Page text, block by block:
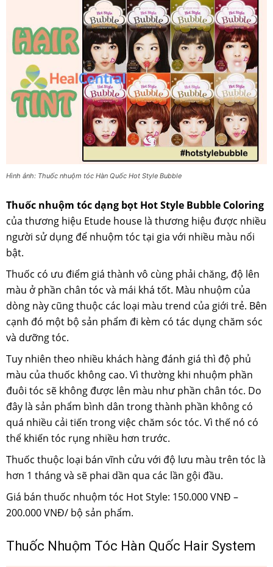
Hình ảnh: Thuốc nhuộm tóc Hàn Quốc Hot Style Bubble
Thuốc nhuộm tóc dạng bọt Hot Style Bubble Coloring
của thương hiệu Etude house là thương hiệu được nhiều
người sử dụng để nhuộm tóc tại gia với nhiều màu nổi
bật.
Thuốc có ưu điểm giá thành vô cùng phải chăng, độ lên
màu ở phần chân tóc và mái khá tốt. Màu nhuộm của
dòng này cũng thuộc các loại màu trend của giới trẻ. Bên
cạnh đó một bộ sản phẩm đi kèm có tác dụng chăm sóc
và dưỡng tóc.
Tuy nhiên theo nhiều khách hàng đánh giá thì độ phủ
màu của thuốc không cao. Vì thường khi nhuộm phần
đuôi tóc sẽ không được lên màu như phần chân tóc. Do
đây là sản phẩm bình dân trong thành phần không có
quá nhiều cải tiến trong việc chăm sóc tóc. Vì thế nó có
thể khiến tóc rụng nhiều hơn trước.
Thuốc thuộc loại bán vĩnh cửu với độ lưu màu trên tóc là
hơn 1 tháng và sẽ phai dần qua các lần gội đầu.
Giá bán thuốc nhuộm tóc Hot Style: 150.000 VNĐ –
200.000 VNĐ/ bộ sản phẩm.
Thuốc Nhuộm Tóc Hàn Quốc Hair System